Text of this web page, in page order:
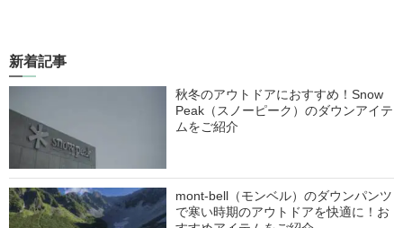
新着記事
秋冬のアウトドアにおすすめ！Snow
Peak（スノーピーク）のダウンアイテ
ムをご紹介
mont-bell（モンベル）のダウンパンツ
で寒い時期のアウトドアを快適に！お